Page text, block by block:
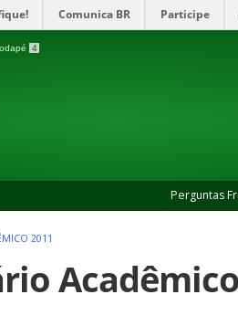
Comunica BR Participe
4
Perguntas
2011